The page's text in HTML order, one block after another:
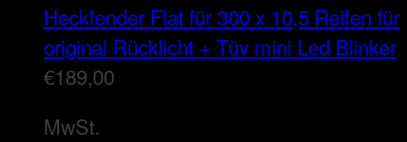
Heckfender Flat für 300 x 10,5 Reifen für
original Rücklicht + Tüv mini Led Blinker
€189,00
MwSt.